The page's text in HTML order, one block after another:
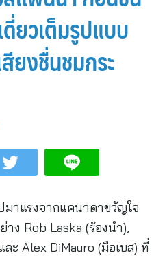
ยวเต็มรูปแบบ
ยงชื่นชมกระ
าแรงจากแคนาดาขวัญใจ
ง Rob Laska (ร้องนำ),
ะ Alex DiMauro (มือเบส) ที่